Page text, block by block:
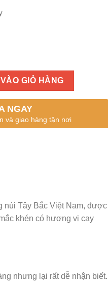
GIỎ HÀNG
NGAY
và giao hàng tận nơi
núi Tây Bắc Việt Nam, được
khén có hương vị cay
nhưng lại rất dễ nhận biết.